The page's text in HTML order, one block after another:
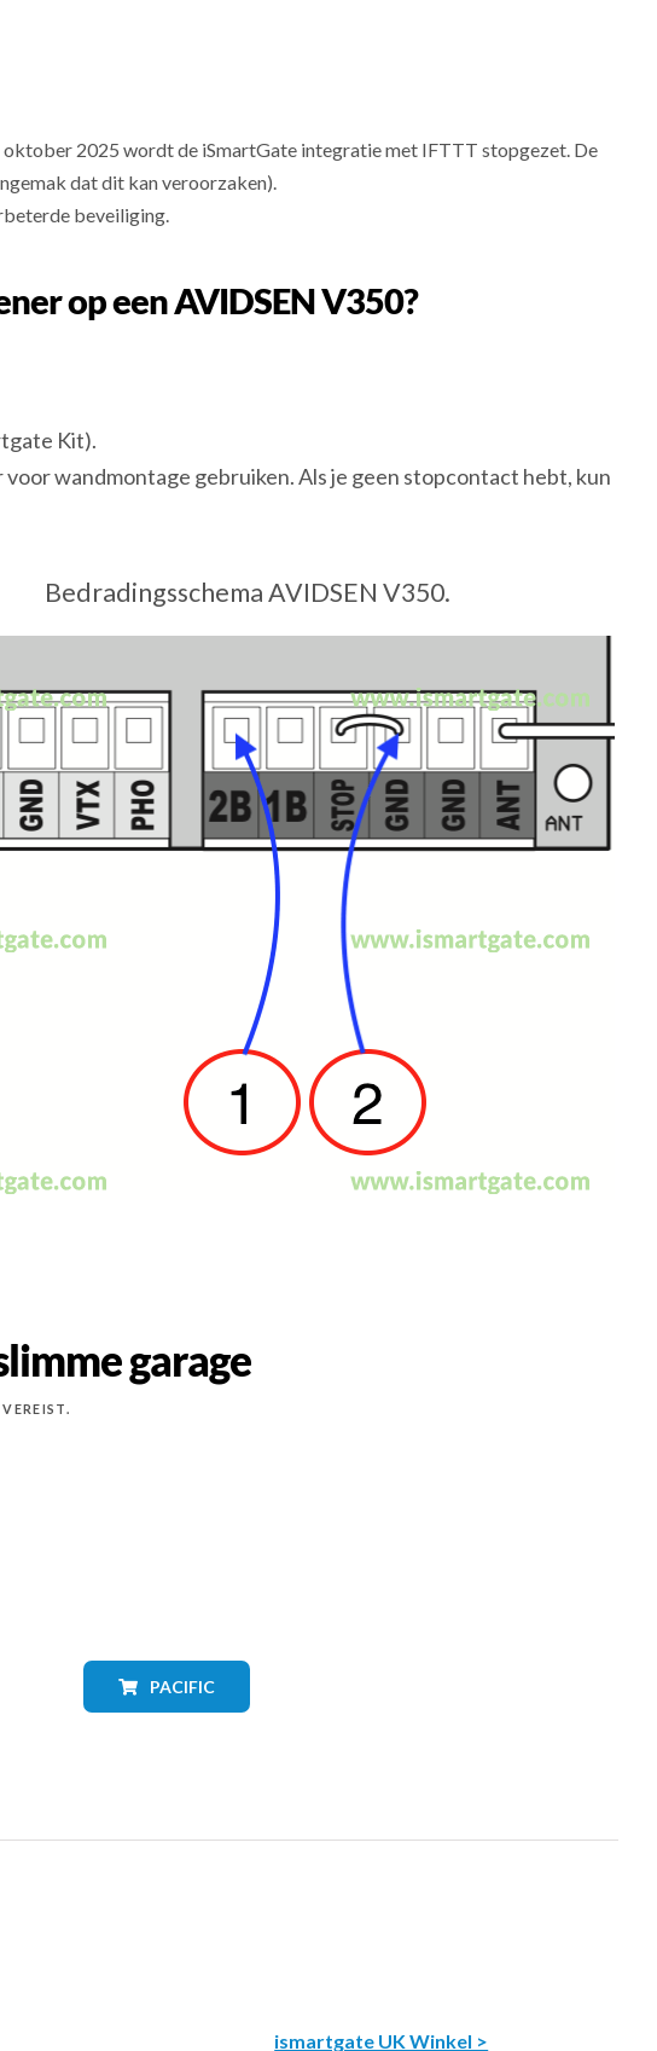
2025 wordt de iSmartGate integratie met IFTTT stopgezet. De
dat dit kan veroorzaken).
beveiliging.
op een AVIDSEN V350?
Kit).
wandmontage gebruiken. Als je geen stopcontact hebt, kun
Bedradingsschema AVIDSEN V350.
garage
PACIFIC
ismartgate UK Winkel >